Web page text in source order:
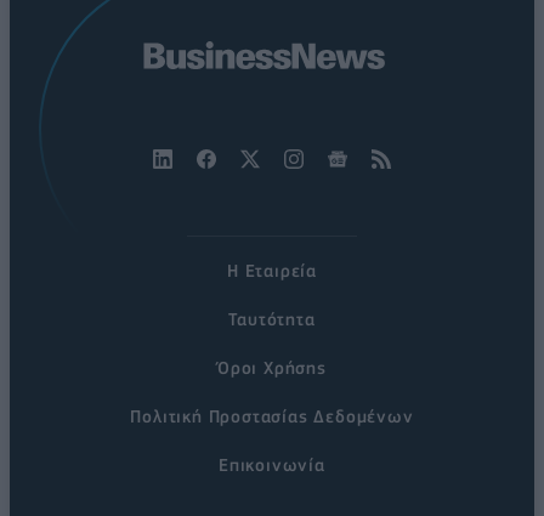
Η Εταιρεία
Ταυτότητα
Όροι Χρήσης
Πολιτική Προστασίας Δεδομένων
Επικοινωνία